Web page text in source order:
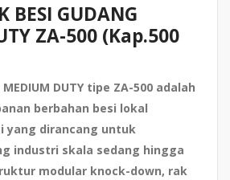
BESI GUDANG
ZA-500 (Kap.500
MEDIUM DUTY tipe ZA-500 adalah
berbahan besi lokal
yang dirancang untuk
industri skala sedang hingga
modular knock-down, rak